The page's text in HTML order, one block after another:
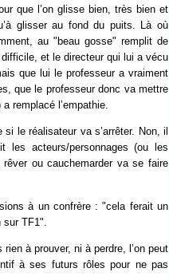
que l’on glisse bien, très bien et
glisser au fond du puits. Là où
au "beau gosse" remplit de
et le directeur qui lui a vécu
que lui le professeur a vraiment
que le professeur donc va mettre
remplacé l’empathie.
le réalisateur va s’arrêter. Non, il
les acteurs/personnages (ou les
ou cauchemarder va se faire
à un confrère : "cela ferait un
TF1".
à prouver, ni à perdre, l’on peut
à ses futurs rôles pour ne pas